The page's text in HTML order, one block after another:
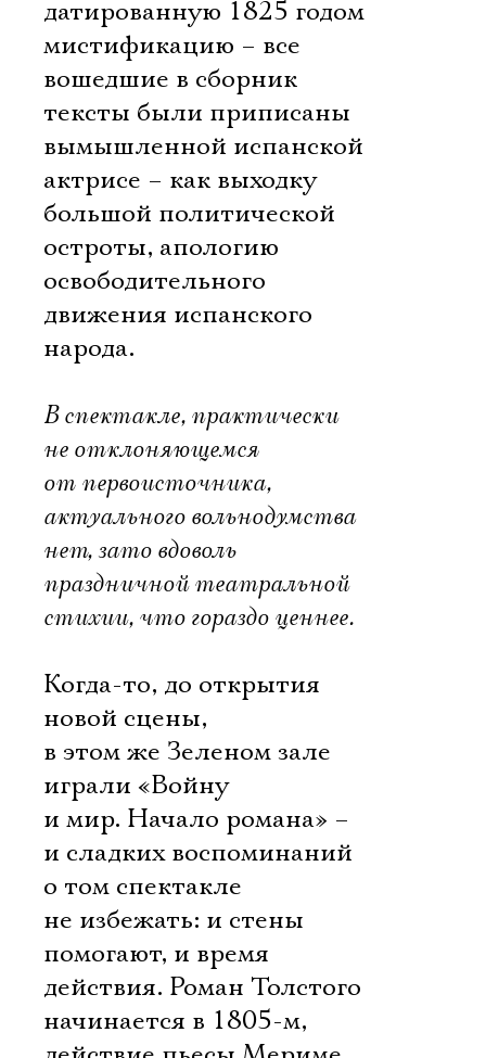
датированную 1825 годом
мистификацию – все
вошедшие в сборник
тексты были приписаны
вымышленной испанской
актрисе – как выходку
большой политической
остроты, апологию
освободительного
движения испанского
народа.
В спектакле, практически
не отклоняющемся
от первоисточника,
актуального вольнодумства
нет, зато вдоволь
праздничной театральной
стихии, что гораздо ценнее.
Когда-то, до открытия
новой сцены,
в этом же Зеленом зале
играли «Войну
и мир. Начало романа» –
и сладких воспоминаний
о том спектакле
не избежать: и стены
помогают, и время
действия. Роман Толстого
начинается в 1805-м,